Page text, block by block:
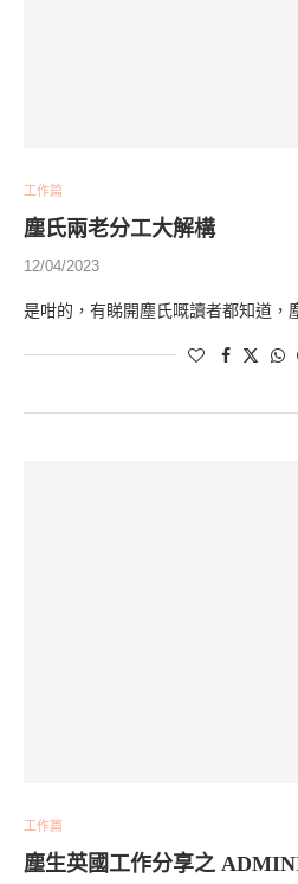
工作篇
塵氏兩老分工大解構
12/04/2023
是咁的，有睇開塵氏嘅讀者都知道，
工作篇
塵生英國工作分享之